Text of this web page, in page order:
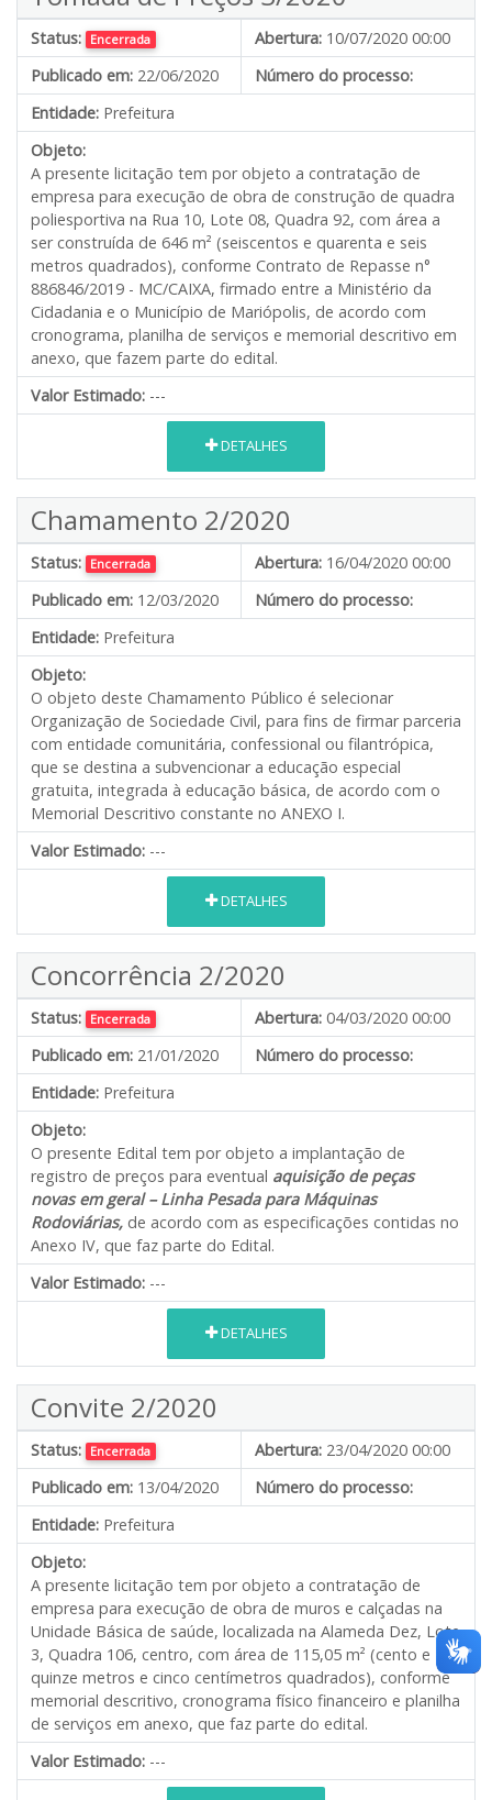
Status: Encerrada Abertura: 10/07/2020 00:00
Publicado em: 22/06/2020
Número do processo:
Entidade: Prefeitura
Objeto:
A presente licitação tem por objeto a contratação de
empresa para execução de obra de construção de quadra
poliesportiva na Rua 10, Lote 08, Quadra 92, com área a
ser construída de 646 m² (seiscentos e quarenta e seis
metros quadrados), conforme Contrato de Repasse n°
886846/2019 - MC/CAIXA, firmado entre a Ministério da
Cidadania e o Município de Mariópolis, de acordo com
cronograma, planilha de serviços e memorial descritivo em
anexo, que fazem parte do edital.
Valor Estimado: ---
DETALHES
Chamamento 2/2020
Status: Encerrada Abertura: 16/04/2020 00:00
Publicado em: 12/03/2020
Número do processo:
Entidade: Prefeitura
Objeto:
O objeto deste Chamamento Público é selecionar
Organização de Sociedade Civil, para fins de firmar parceria
com entidade comunitária, confessional ou filantrópica,
que se destina a subvencionar a educação especial
gratuita, integrada à educação básica, de acordo com o
Memorial Descritivo constante no ANEXO I.
Valor Estimado: ---
DETALHES
Concorrência 2/2020
Status: Encerrada Abertura: 04/03/2020 00:00
Publicado em: 21/01/2020
Número do processo:
Entidade: Prefeitura
Objeto:
O presente Edital tem por objeto a implantação de
registro de preços para eventual aquisição de peças
novas em geral – Linha Pesada para Máquinas
Rodoviárias, de acordo com as especificações contidas no
Anexo IV, que faz parte do Edital.
Valor Estimado: ---
DETALHES
Convite 2/2020
Status: Encerrada Abertura: 23/04/2020 00:00
Publicado em: 13/04/2020
Número do processo:
Entidade: Prefeitura
Objeto:
A presente licitação tem por objeto a contratação de
empresa para execução de obra de muros e calçadas na
Unidade Básica de saúde, localizada na Alameda Dez, Lote
3, Quadra 106, centro, com área de 115,05 m² (cento e
quinze metros e cinco centímetros quadrados), conforme
memorial descritivo, cronograma físico financeiro e planilha
de serviços em anexo, que faz parte do edital.
Valor Estimado: ---